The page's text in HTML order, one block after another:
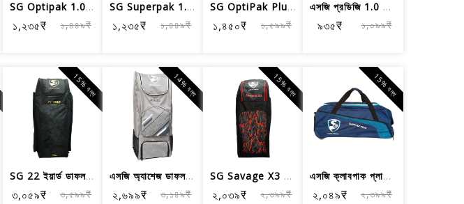
SG Optipak 1.0 Duffle Cricket Kitbag, বড়
১,২৩৫₹ ১,৪৪৯₹
SG Superpak 1.0 কিট ক্রিকেট কিট ব্যাগ, বড়
১,২৩৫₹ ১,৪৪৯₹
SG OptiPak Plus Duffle Cricket Kitbag, বড়
১,৪৫০₹ ১,৫৯৯₹
এসজি প্রডিজি 1.0 ক্রিকেট কিটব্যাগ, বড়
৯৩৫₹ ১,০৯৯₹
SG 22 ইয়ার্ড ডাফল ক্রিকেট কিটব্যাগ, বড়
৩,০৫৯₹ ৩,৫৯৯₹
15% বন্ধ
এসজি অ্যাশেজ ডাফল ক্রিকেট কিটব্যাগ, বড়
২,৬৯৯₹ ৩,১৪৯₹
14% বন্ধ
SG Savage X3 Plus Duffle ক্রিকেট কিটব...
২,০৩৯₹ ২,৩৯৯₹
15% বন্ধ
এসজি ক্লাবপাক প্লাস ট্রলি ক্রিকেট কিটব্যাগ
২,০৪৯₹ ২,৩৯৯₹
15% বন্ধ